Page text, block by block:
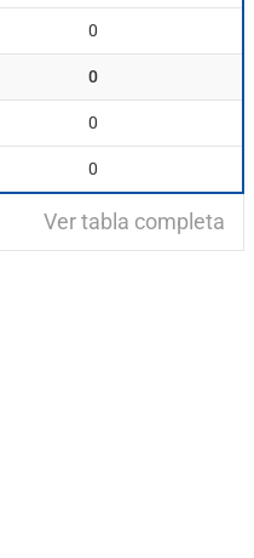
0
0
0
0
Ver tabla completa